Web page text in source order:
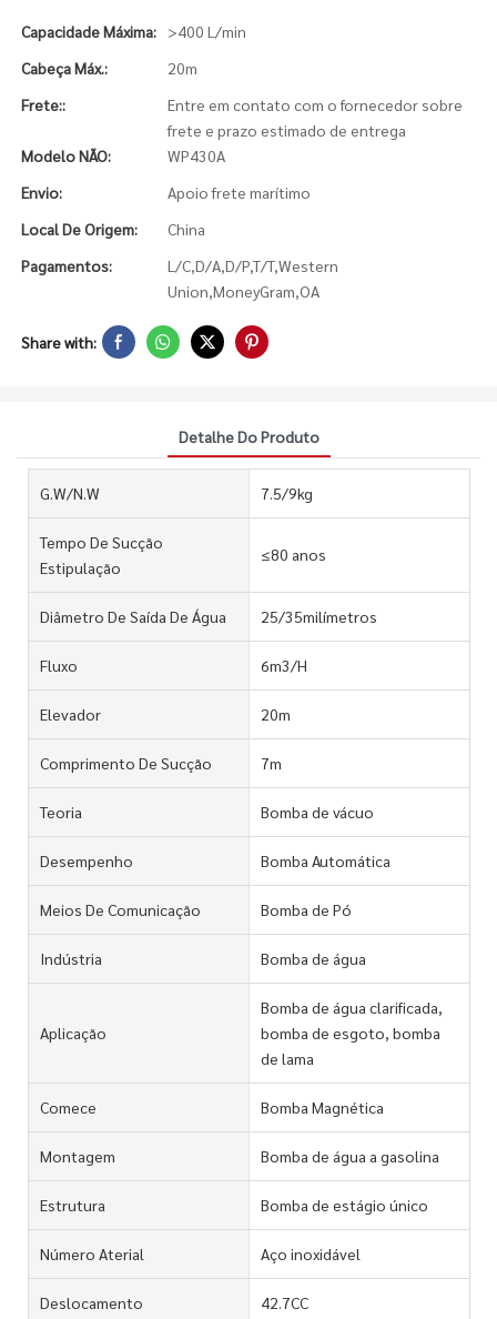
Capacidade Máxima:
>400 L/min
Cabeça Máx.:
20m
Frete::
Entre em contato com o fornecedor sobre
frete e prazo estimado de entrega
Modelo NÃO:
WP430A
Envio:
Apoio frete marítimo
Local De Origem:
China
Pagamentos:
L/C,D/A,D/P,T/T,Western
Union,MoneyGram,OA
Share with:
Detalhe Do Produto
G.W/N.W 7.5/9kg
Tempo De Sucção
Estipulação
≤80 anos
Diâmetro De Saída De Água 25/35milímetros
Fluxo 6m3/H
Elevador 20m
Comprimento De Sucção 7m
Teoria Bomba de vácuo
Desempenho Bomba Automática
Meios De Comunicação Bomba de Pó
Indústria Bomba de água
Aplicação
Bomba de água clarificada,
bomba de esgoto, bomba
de lama
Comece Bomba Magnética
Montagem Bomba de água a gasolina
Estrutura Bomba de estágio único
Número Aterial Aço inoxidável
Deslocamento 42.7CC